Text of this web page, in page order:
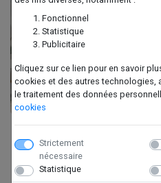
Fonctionnel
Statistique
Publicitaire
Cliquez sur ce lien pour en savoir
cookies et des autres technologies,
le traitement des données
cookies
Strictement
nécessaire
Statistique
BELLFIRES - HORIZON